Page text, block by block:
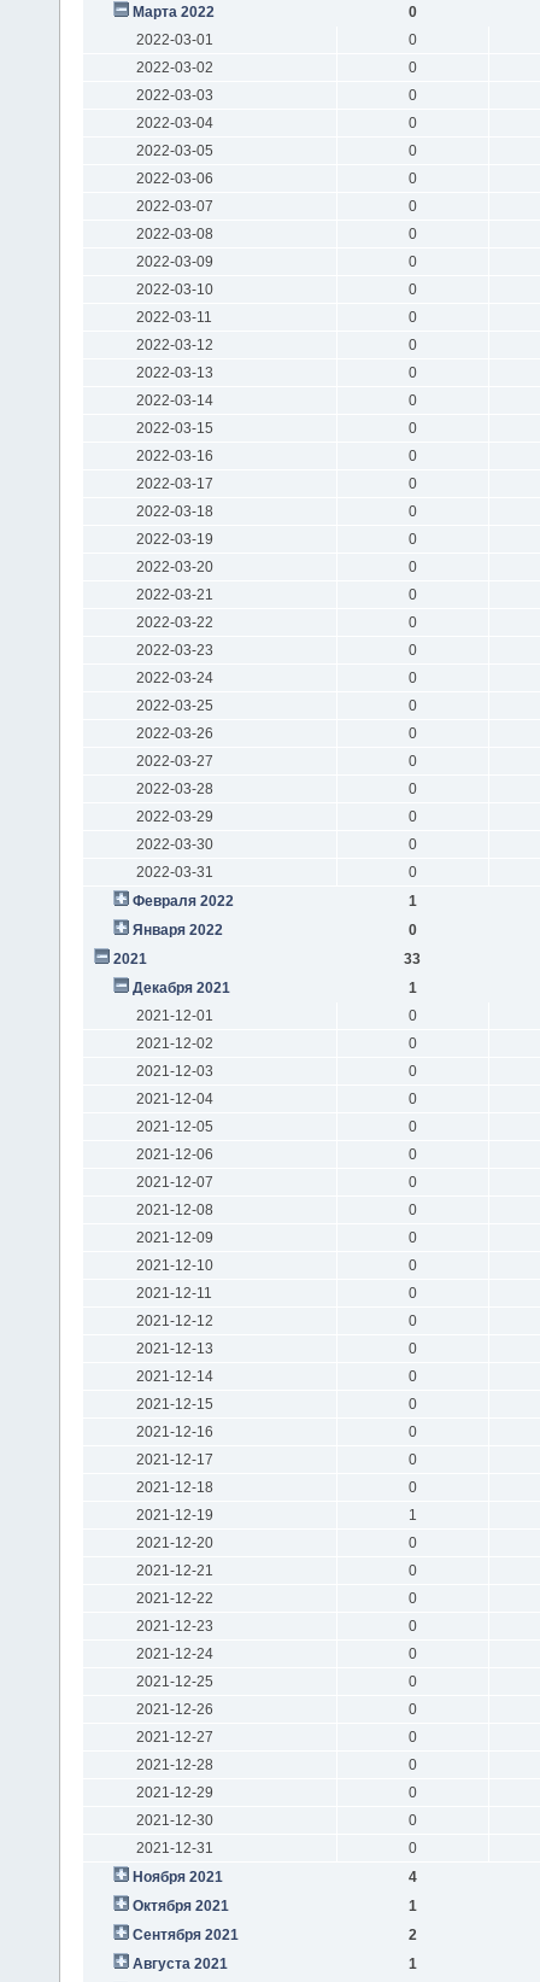
Марта 2022
0
2022-03-01
0
2022-03-02
0
2022-03-03
0
2022-03-04
0
2022-03-05
0
2022-03-06
0
2022-03-07
0
2022-03-08
0
2022-03-09
0
2022-03-10
0
2022-03-11
0
2022-03-12
0
2022-03-13
0
2022-03-14
0
2022-03-15
0
2022-03-16
0
2022-03-17
0
2022-03-18
0
2022-03-19
0
2022-03-20
0
2022-03-21
0
2022-03-22
0
2022-03-23
0
2022-03-24
0
2022-03-25
0
2022-03-26
0
2022-03-27
0
2022-03-28
0
2022-03-29
0
2022-03-30
0
2022-03-31
0
Февраля 2022
1
Января 2022
0
2021
33
Декабря 2021
1
2021-12-01
0
2021-12-02
0
2021-12-03
0
2021-12-04
0
2021-12-05
0
2021-12-06
0
2021-12-07
0
2021-12-08
0
2021-12-09
0
2021-12-10
0
2021-12-11
0
2021-12-12
0
2021-12-13
0
2021-12-14
0
2021-12-15
0
2021-12-16
0
2021-12-17
0
2021-12-18
0
2021-12-19
1
2021-12-20
0
2021-12-21
0
2021-12-22
0
2021-12-23
0
2021-12-24
0
2021-12-25
0
2021-12-26
0
2021-12-27
0
2021-12-28
0
2021-12-29
0
2021-12-30
0
2021-12-31
0
Ноября 2021
4
Октября 2021
1
Сентября 2021
2
Августа 2021
1